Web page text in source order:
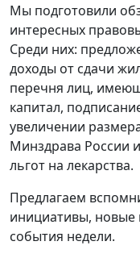
Мы подготовили
интересных
Среди них:
доходы от сдачи
перечня лиц,
капитал,
увеличении
Минздрава России
льгот на лекарства.
Предлагаем
инициативы, новые
события недели.